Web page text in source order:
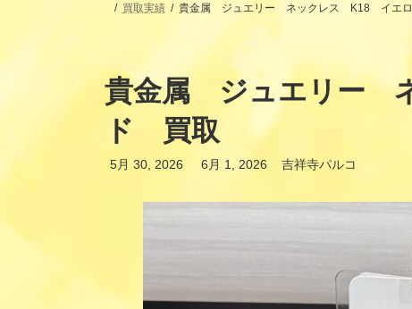
買取実績 貴金属 ジュエリー ネックレス K18 イエ
貴金属 ジュエリー
ド 買取
5月 30, 2026
最
6月 1, 2026 吉祥寺パルコ